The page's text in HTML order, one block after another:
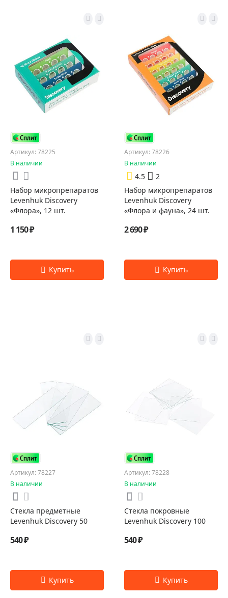
Артикул: 78225
В наличии
Набор микропрепаратов
Levenhuk Discovery
«Флора», 12 шт.
1 150 ₽
Артикул: 78226
В наличии
4.5
2
Набор микропрепаратов
Levenhuk Discovery
«Флора и фауна», 24 шт.
2 690 ₽
Артикул: 78227
В наличии
Стекла предметные
Levenhuk Discovery 50
540 ₽
Артикул: 78228
В наличии
Стекла покровные
Levenhuk Discovery 100
540 ₽